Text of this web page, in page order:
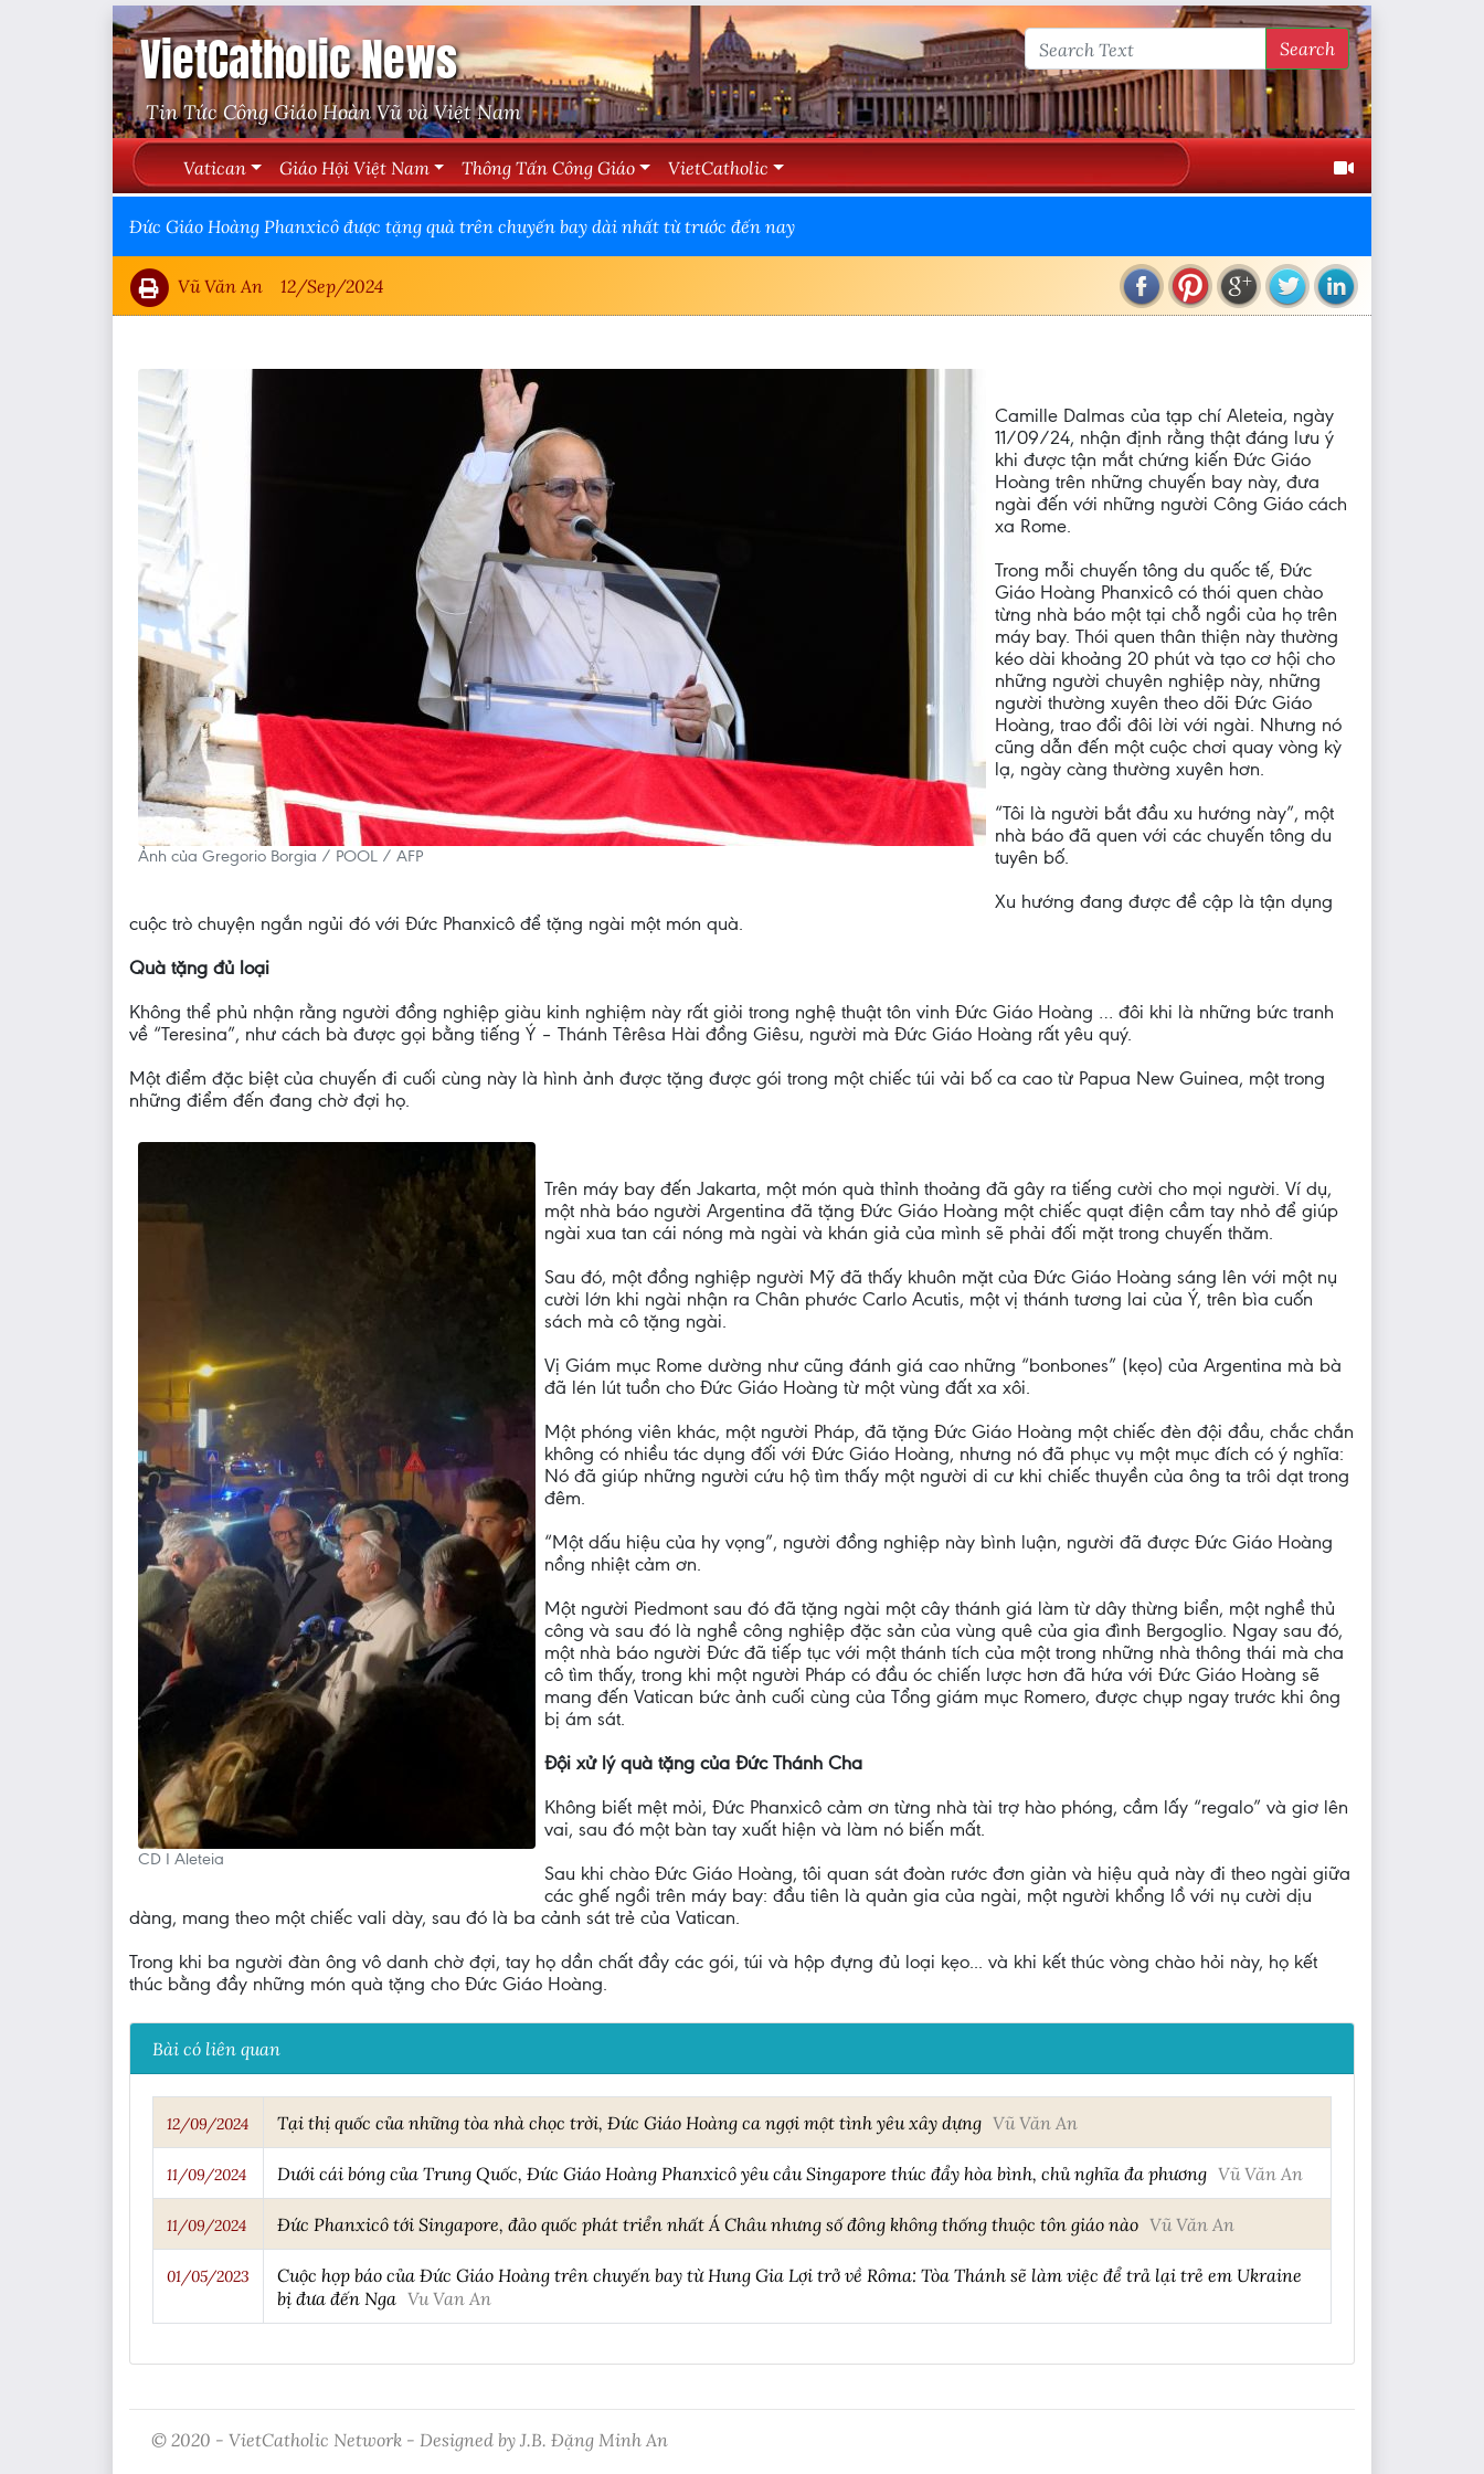
VietCatholic News
Tin Tức Công Giáo Hoàn Vũ và Việt Nam
Search
Vatican Giáo Hội Việt Nam Thông Tấn Công Giáo VietCatholic
Đức Giáo Hoàng Phanxicô được tặng quà trên chuyến bay dài nhất từ trước đến nay
Vũ Văn An 12/Sep/2024
Ảnh của Gregorio Borgia / POOL / AFP
Camille Dalmas của tạp chí Aleteia, ngày
11/09/24, nhận định rằng thật đáng lưu ý
khi được tận mắt chứng kiến Đức Giáo
Hoàng trên những chuyến bay này, đưa
ngài đến với những người Công Giáo cách
xa Rome.
Trong mỗi chuyến tông du quốc tế, Đức
Giáo Hoàng Phanxicô có thói quen chào
từng nhà báo một tại chỗ ngồi của họ trên
máy bay. Thói quen thân thiện này thường
kéo dài khoảng 20 phút và tạo cơ hội cho
những người chuyên nghiệp này, những
người thường xuyên theo dõi Đức Giáo
Hoàng, trao đổi đôi lời với ngài. Nhưng nó
cũng dẫn đến một cuộc chơi quay vòng kỳ
lạ, ngày càng thường xuyên hơn.
“Tôi là người bắt đầu xu hướng này”, một
nhà báo đã quen với các chuyến tông du
tuyên bố.
Xu hướng đang được đề cập là tận dụng
cuộc trò chuyện ngắn ngủi đó với Đức Phanxicô để tặng ngài một món quà.
Quà tặng đủ loại
Không thể phủ nhận rằng người đồng nghiệp giàu kinh nghiệm này rất giỏi trong nghệ thuật tôn vinh Đức Giáo Hoàng … đôi khi là những bức tranh
về “Teresina”, như cách bà được gọi bằng tiếng Ý – Thánh Têrêsa Hài đồng Giêsu, người mà Đức Giáo Hoàng rất yêu quý.
Một điểm đặc biệt của chuyến đi cuối cùng này là hình ảnh được tặng được gói trong một chiếc túi vải bố ca cao từ Papua New Guinea, một trong
những điểm đến đang chờ đợi họ.
CD I Aleteia
Trên máy bay đến Jakarta, một món quà thỉnh thoảng đã gây ra tiếng cười cho mọi người. Ví dụ,
một nhà báo người Argentina đã tặng Đức Giáo Hoàng một chiếc quạt điện cầm tay nhỏ để giúp
ngài xua tan cái nóng mà ngài và khán giả của mình sẽ phải đối mặt trong chuyến thăm.
Sau đó, một đồng nghiệp người Mỹ đã thấy khuôn mặt của Đức Giáo Hoàng sáng lên với một nụ
cười lớn khi ngài nhận ra Chân phước Carlo Acutis, một vị thánh tương lai của Ý, trên bìa cuốn
sách mà cô tặng ngài.
Vị Giám mục Rome dường như cũng đánh giá cao những “bonbones” (kẹo) của Argentina mà bà
đã lén lút tuồn cho Đức Giáo Hoàng từ một vùng đất xa xôi.
Một phóng viên khác, một người Pháp, đã tặng Đức Giáo Hoàng một chiếc đèn đội đầu, chắc chắn
không có nhiều tác dụng đối với Đức Giáo Hoàng, nhưng nó đã phục vụ một mục đích có ý nghĩa:
Nó đã giúp những người cứu hộ tìm thấy một người di cư khi chiếc thuyền của ông ta trôi dạt trong
đêm.
“Một dấu hiệu của hy vọng”, người đồng nghiệp này bình luận, người đã được Đức Giáo Hoàng
nồng nhiệt cảm ơn.
Một người Piedmont sau đó đã tặng ngài một cây thánh giá làm từ dây thừng biển, một nghề thủ
công và sau đó là nghề công nghiệp đặc sản của vùng quê của gia đình Bergoglio. Ngay sau đó,
một nhà báo người Đức đã tiếp tục với một thánh tích của một trong những nhà thông thái mà cha
cô tìm thấy, trong khi một người Pháp có đầu óc chiến lược hơn đã hứa với Đức Giáo Hoàng sẽ
mang đến Vatican bức ảnh cuối cùng của Tổng giám mục Romero, được chụp ngay trước khi ông
bị ám sát.
Đội xử lý quà tặng của Đức Thánh Cha
Không biết mệt mỏi, Đức Phanxicô cảm ơn từng nhà tài trợ hào phóng, cầm lấy “regalo” và giơ lên
vai, sau đó một bàn tay xuất hiện và làm nó biến mất.
Sau khi chào Đức Giáo Hoàng, tôi quan sát đoàn rước đơn giản và hiệu quả này đi theo ngài giữa
các ghế ngồi trên máy bay: đầu tiên là quản gia của ngài, một người khổng lồ với nụ cười dịu
dàng, mang theo một chiếc vali dày, sau đó là ba cảnh sát trẻ của Vatican.
Trong khi ba người đàn ông vô danh chờ đợi, tay họ dần chất đầy các gói, túi và hộp đựng đủ loại kẹo... và khi kết thúc vòng chào hỏi này, họ kết
thúc bằng đầy những món quà tặng cho Đức Giáo Hoàng.
Bài có liên quan
12/09/2024 Tại thị quốc của những tòa nhà chọc trời, Đức Giáo Hoàng ca ngợi một tình yêu xây dựng Vũ Văn An
11/09/2024 Dưới cái bóng của Trung Quốc, Đức Giáo Hoàng Phanxicô yêu cầu Singapore thúc đẩy hòa bình, chủ nghĩa đa phương Vũ Văn An
11/09/2024 Đức Phanxicô tới Singapore, đảo quốc phát triển nhất Á Châu nhưng số đông không thống thuộc tôn giáo nào Vũ Văn An
01/05/2023
Cuộc họp báo của Đức Giáo Hoàng trên chuyến bay từ Hung Gia Lợi trở về Rôma: Tòa Thánh sẽ làm việc để trả lại trẻ em Ukraine
bị đưa đến Nga Vu Van An
© 2020 - VietCatholic Network - Designed by J.B. Đặng Minh An